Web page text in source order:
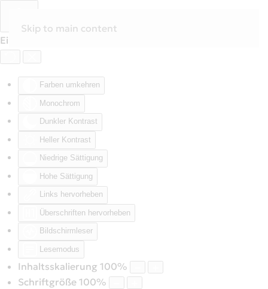
Eingabehilfen öffnen
Farben umkehren
Monochrom
Dunkler Kontrast
Heller Kontrast
Niedrige Sättigung
Hohe Sättigung
Links hervorheben
Überschriften hervorheben
Bildschirmleser
Lesemodus
Inhaltsskalierung 100%
Schriftgröße 100%
Skip to main content